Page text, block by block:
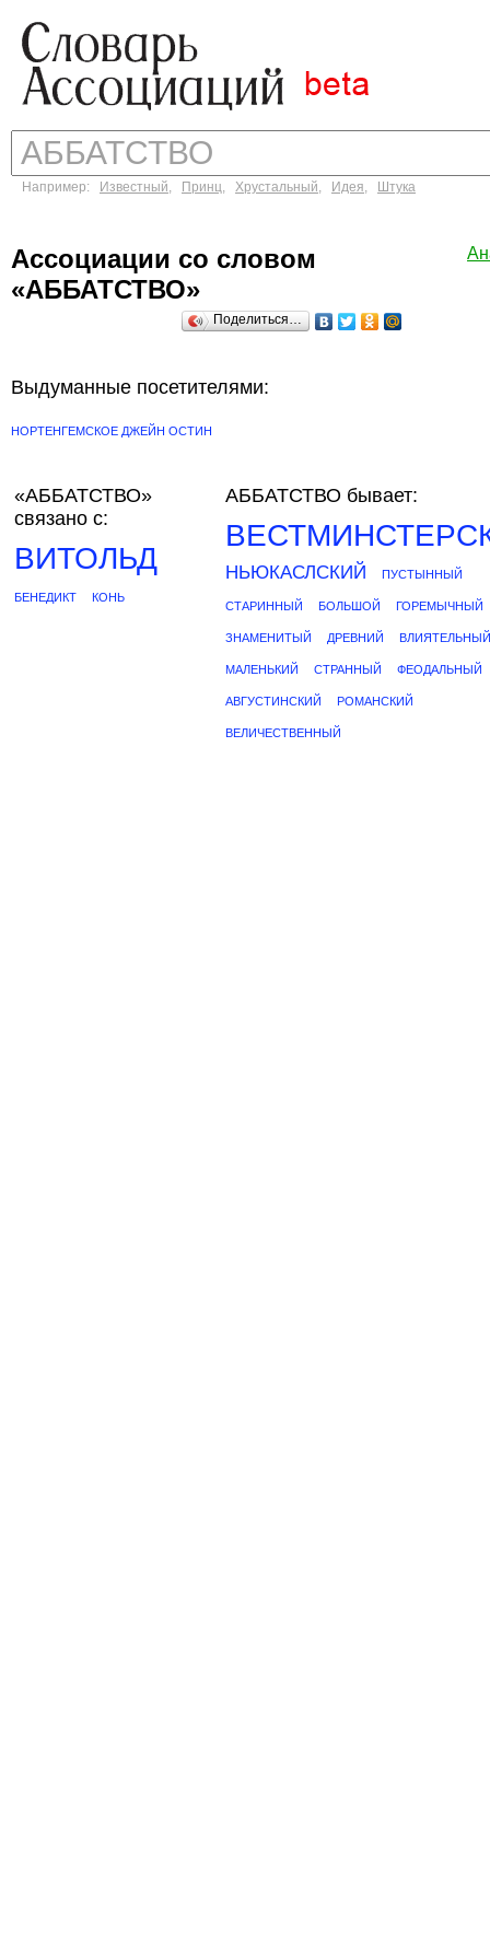
Например: Известный, Принц, Хрустальный, Идея, Штука
Ассоциации со словом
«АББАТСТВО»
Поделиться…
Выдуманные посетителями:
НОРТЕНГЕМСКОЕ ДЖЕЙН ОСТИН
«АББАТСТВО»
связано с:
ВИТОЛЬД
БЕНЕДИКТ КОНЬ
АББАТСТВО бывает:
НЬЮКАСЛСКИЙ ПУСТЫННЫЙ
СТАРИННЫЙ БОЛЬШОЙ ГОРЕМЫЧНЫЙ
ЗНАМЕНИТЫЙ ДРЕВНИЙ ВЛИЯТЕЛЬНЫЙ
МАЛЕНЬКИЙ СТРАННЫЙ ФЕОДАЛЬНЫЙ
АВГУСТИНСКИЙ РОМАНСКИЙ
ВЕЛИЧЕСТВЕННЫЙ